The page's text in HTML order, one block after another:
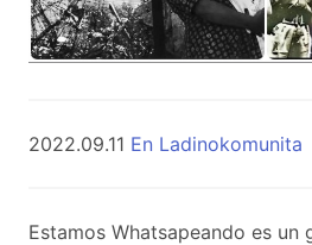
2022.09.11 En Ladinokomunita
Estamos Whatsapeando es un